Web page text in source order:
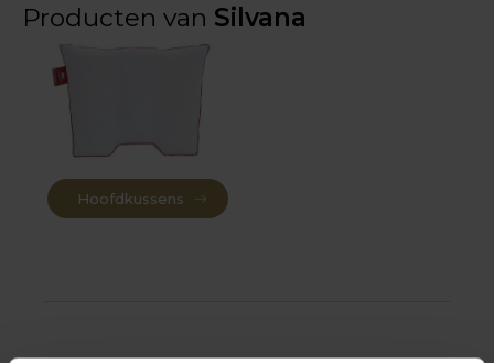
Producten van Silvana
Hoofdkussens